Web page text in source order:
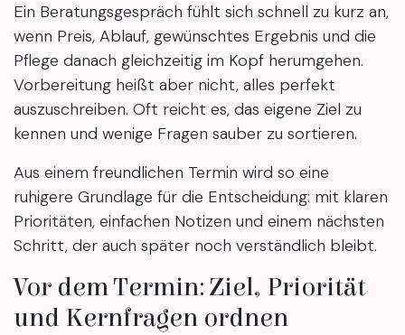
Ein Beratungsgespräch fühlt sich schnell zu kurz an,
wenn Preis, Ablauf, gewünschtes Ergebnis und die
Pflege danach gleichzeitig im Kopf herumgehen.
Vorbereitung heißt aber nicht, alles perfekt
auszuschreiben. Oft reicht es, das eigene Ziel zu
kennen und wenige Fragen sauber zu sortieren.
Aus einem freundlichen Termin wird so eine
ruhigere Grundlage für die Entscheidung: mit klaren
Prioritäten, einfachen Notizen und einem nächsten
Schritt, der auch später noch verständlich bleibt.
Vor dem Termin: Ziel, Priorität
und Kernfragen ordnen